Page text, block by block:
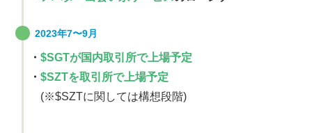
2023年7〜9月
・ $SGTが国内取引所で上場予定
・ $SZTを取引所で上場予定
(※$SZTに関しては構想段階)